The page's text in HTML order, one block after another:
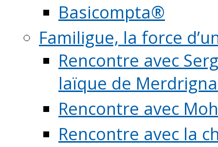
Basicompta®
Familigue, la force
Rencontre avec
laïque de
Rencontre avec
Rencontre avec la